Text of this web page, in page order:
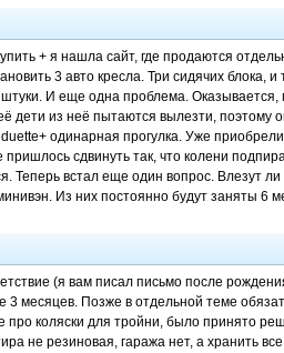
+ я нашла сайт, где продаются
3 авто кресла. Три сидячих блока, и
И еще одна проблема.
дети из неё пытаются вылезти, поэтому
одинарная прогулка. Уже
сдвинуть так, что колени
Теперь встал еще один вопрос. Влезут ли
Из них постоянно будут заняты 6
(я вам писал письмо после
3 месяцев. Позже в отдельной теме
про коляски для тройни, было принято
не резиновая, гаража нет, а хранить